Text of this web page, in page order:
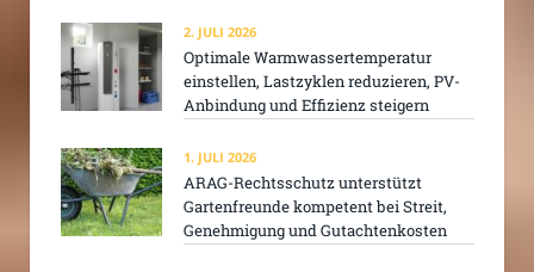
2. JULI 2026
Optimale Warmwassertemperatur
einstellen, Lastzyklen reduzieren, PV-
Anbindung und Effizienz steigern
1. JULI 2026
ARAG-Rechtsschutz unterstützt
Gartenfreunde kompetent bei Streit,
Genehmigung und Gutachtenkosten